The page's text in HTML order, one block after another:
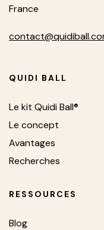
France
QUIDI BALL
Le kit Quidi Ball®
Le concept
Avantages
Recherches
RESSOURCES
Blog